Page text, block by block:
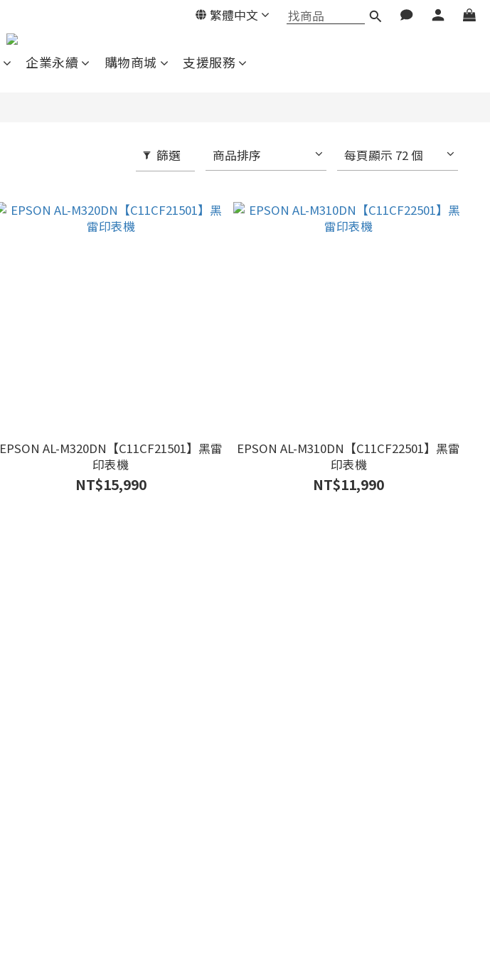
繁體中文
企業永續 購物商城 支援服務
篩選 商品排序 每頁顯示 72 個
EPSON AL-M320DN【C11CF21501】黑雷
印表機
NT$15,990
EPSON AL-M310DN【C11CF22501】黑雷
印表機
NT$11,990